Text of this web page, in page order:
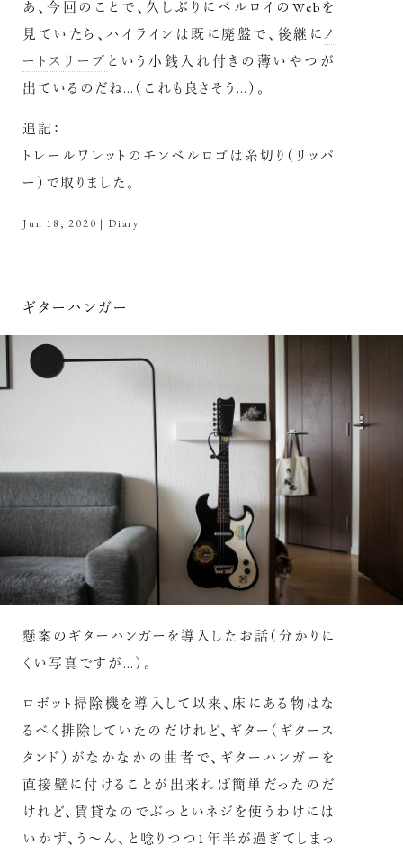
あ、今回のことで、久しぶりにベルロイのWebを
見ていたら、ハイラインは既に廃盤で、後継にノ
ートスリーブ という小銭入れ付きの薄いやつが
出ているのだね…（これも良さそう…）。
追記：
トレールワレットのモンベルロゴは糸切り（リッパ
ー）で取りました。
Jun 18, 2020 | Diary
ギターハンガー
懸案のギターハンガーを導入したお話（分かりに
くい写真ですが…）。
ロボット掃除機を導入して以来、床にある物はな
るべく排除していたのだけれど、ギター（ギタース
タンド）がなかなかの曲者で、ギターハンガーを
直接壁に付けることが出来れば簡単だったのだ
けれど、賃貸なのでぶっといネジを使うわけには
いかず、う〜ん、と唸りつつ1年半が過ぎてしまっ